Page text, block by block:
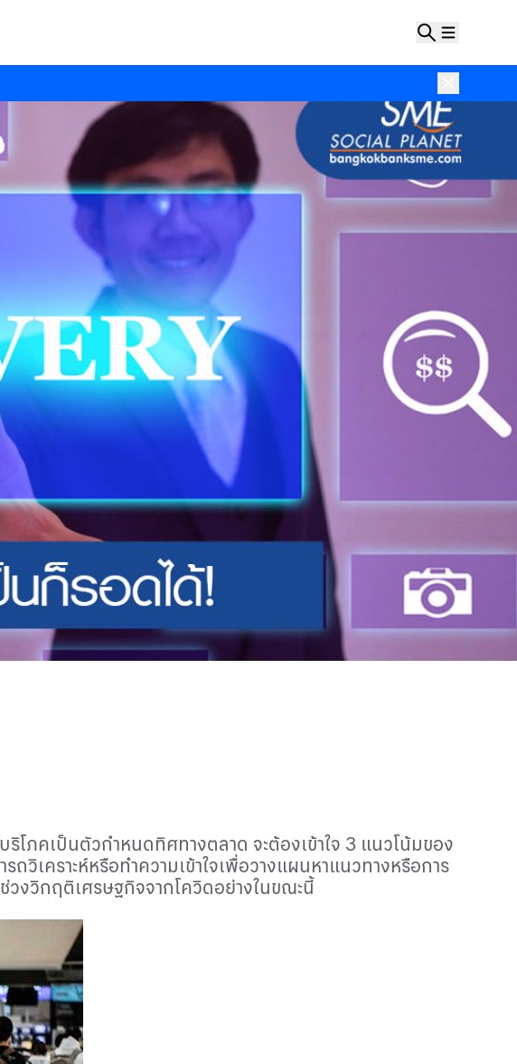
โภคเป็นตัวกำหนดทิศทางตลาด จะต้องเข้าใจ 3 แนวโน้มของ
วิเคราะห์หรือทำความเข้าใจเพื่อวางแผนหาแนวทางหรือการ
งวิกฤติเศรษฐกิจจากโควิดอย่างในขณะนี้